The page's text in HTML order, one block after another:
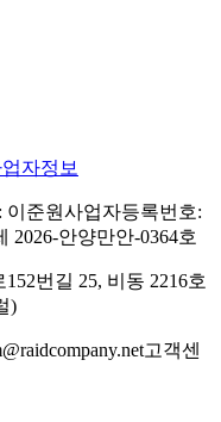
자정보
이준원사업자등록번호:
2026-안양만안-0364호
번길 25, 비동 2216호
)
고객센